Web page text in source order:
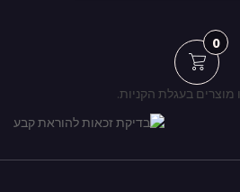
0
מוצרים בעגלת הקניות.